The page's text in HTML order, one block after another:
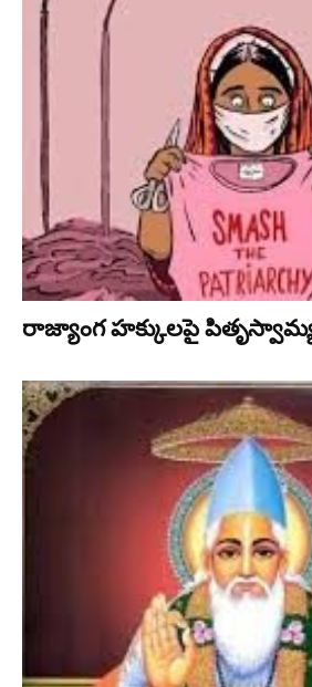
రాజ్యాంగ హక్కులపై పితృస్వామ్య